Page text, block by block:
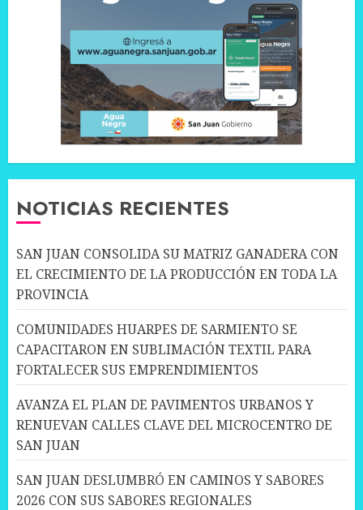
NOTICIAS RECIENTES
SAN JUAN CONSOLIDA SU MATRIZ GANADERA CON
EL CRECIMIENTO DE LA PRODUCCIÓN EN TODA LA
PROVINCIA
COMUNIDADES HUARPES DE SARMIENTO SE
CAPACITARON EN SUBLIMACIÓN TEXTIL PARA
FORTALECER SUS EMPRENDIMIENTOS
AVANZA EL PLAN DE PAVIMENTOS URBANOS Y
RENUEVAN CALLES CLAVE DEL MICROCENTRO DE
SAN JUAN
SAN JUAN DESLUMBRÓ EN CAMINOS Y SABORES
2026 CON SUS SABORES REGIONALES